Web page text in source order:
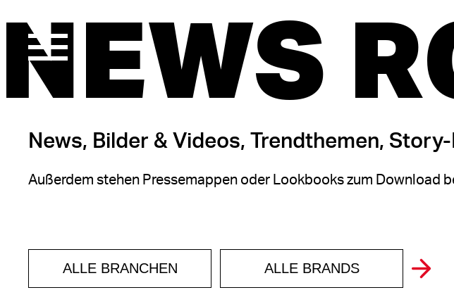
NEWS
News, Bilder & Videos, Trendthemen,
Außerdem stehen Pressemappen oder Lookbooks zum Download
ALLE BRANCHEN ALLE BRANDS